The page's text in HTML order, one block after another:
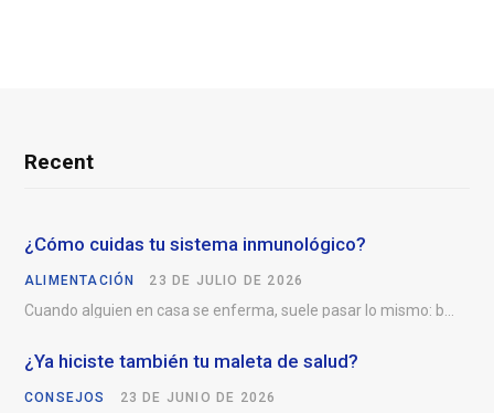
Recent
¿Cómo cuidas tu sistema inmunológico?
ALIMENTACIÓN 23 DE JULIO DE 2026
Cuando alguien en casa se enferma, suele pasar lo mismo:
¿Ya hiciste también tu maleta de salud?
CONSEJOS 23 DE JUNIO DE 2026